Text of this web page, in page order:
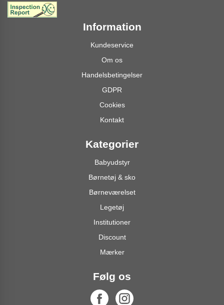
Information
Kundeservice
Om os
Handelsbetingelser
GDPR
Cookies
Kontakt
Kategorier
Babyudstyr
Børnetøj & sko
Børneværelset
Legetøj
Institutioner
Discount
Mærker
Følg os